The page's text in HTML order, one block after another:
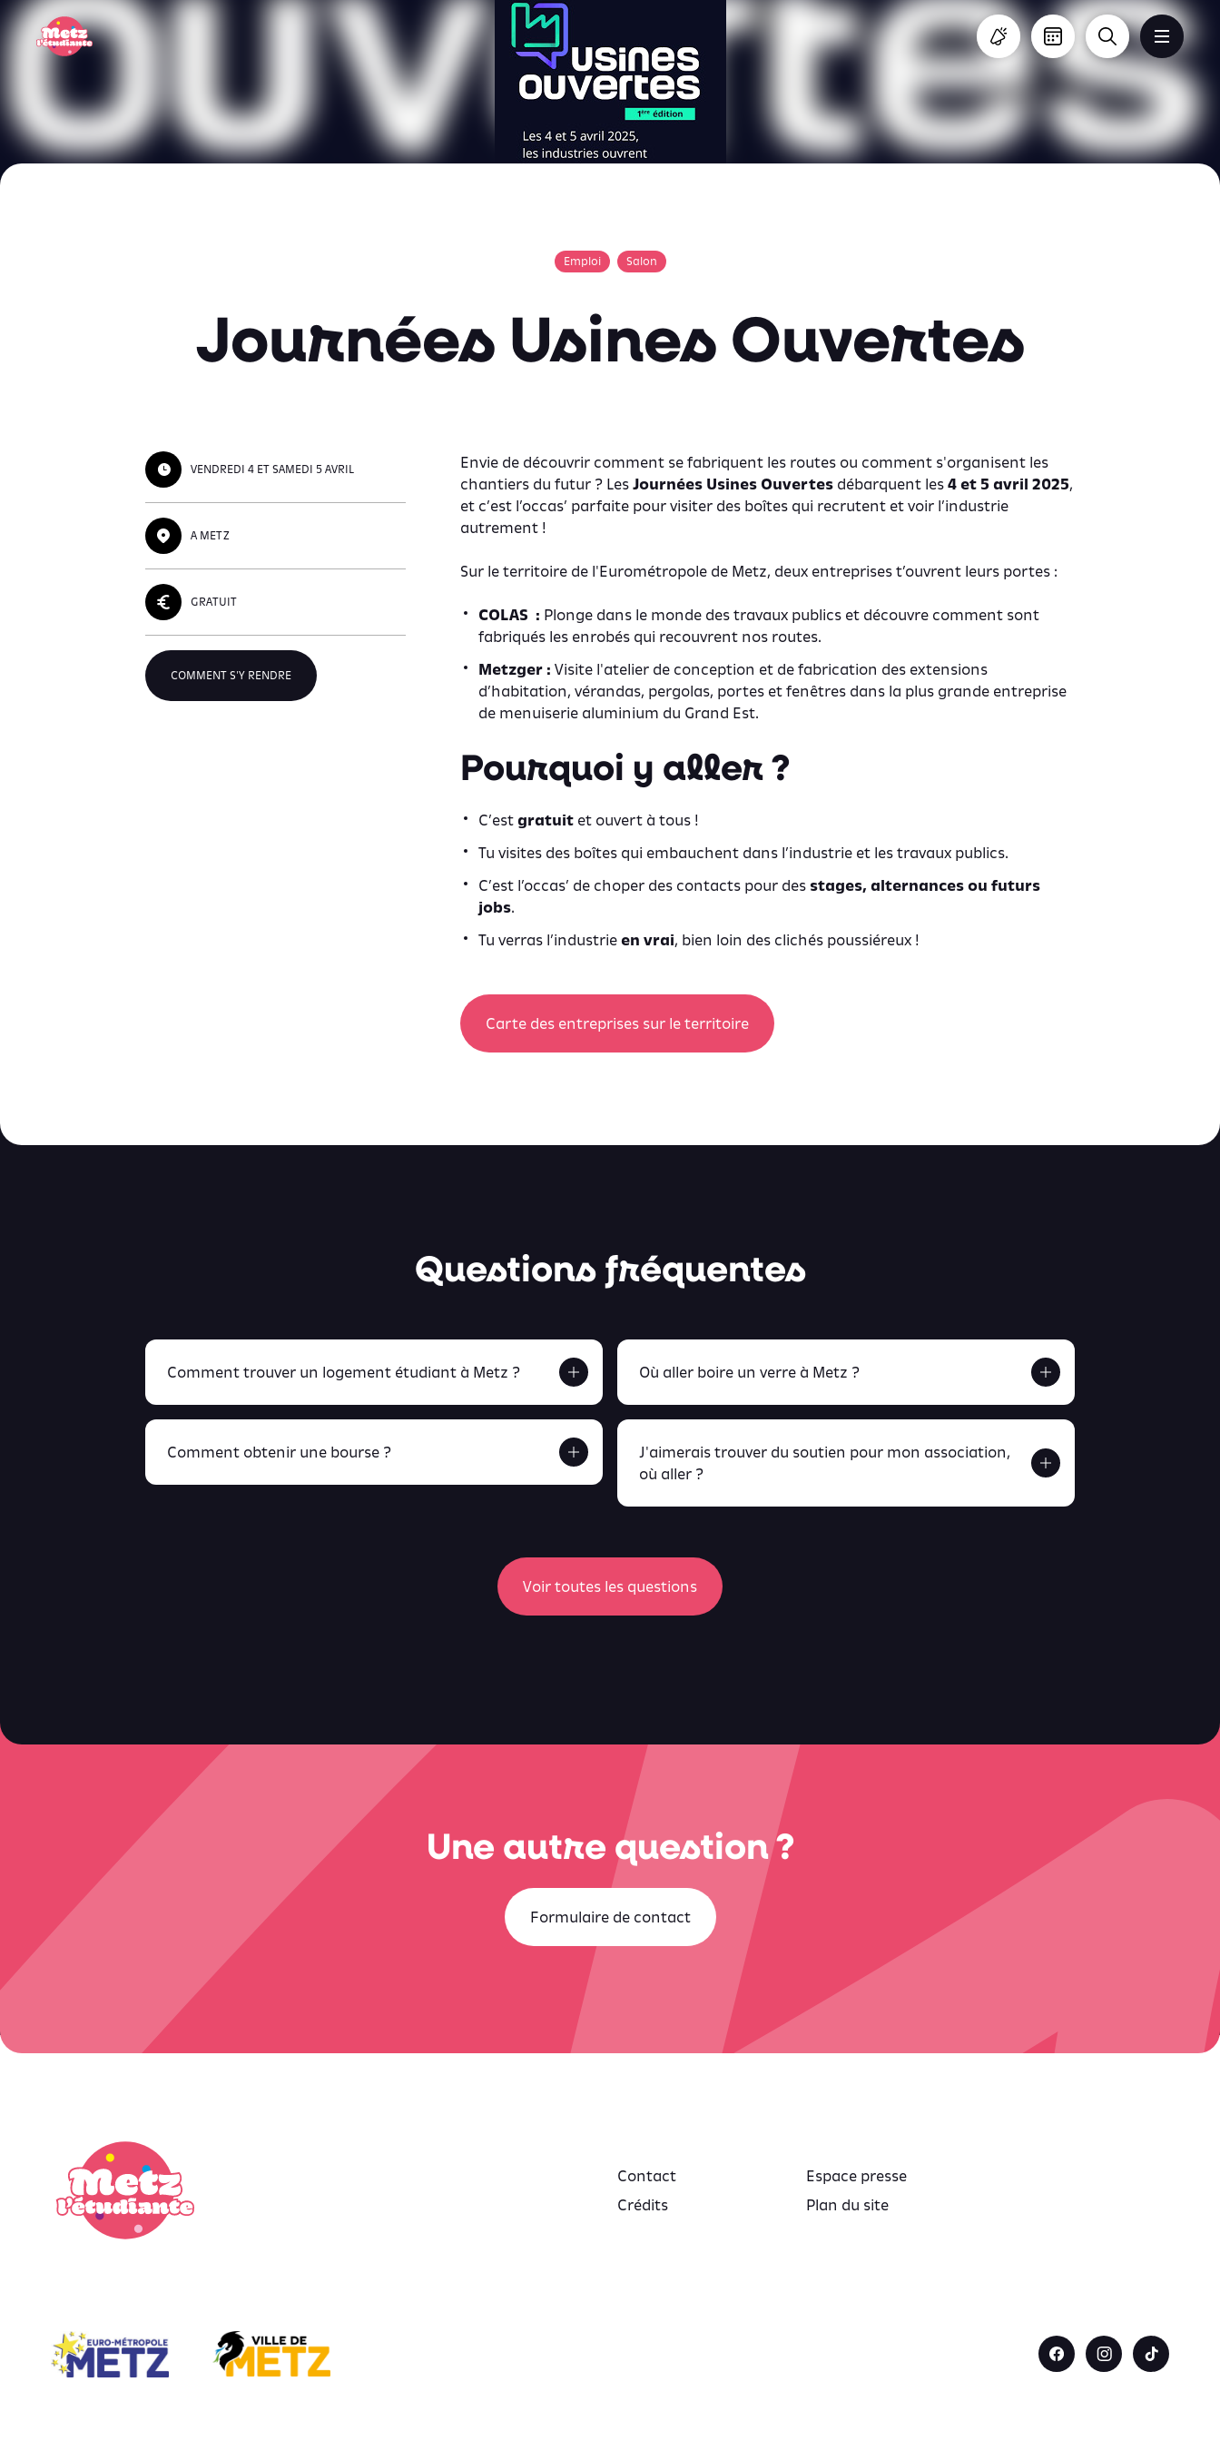
Panneau de gestion des cookies
Emploi Salon
Journées Usines Ouvertes
VENDREDI 4 ET SAMEDI 5 AVRIL
A METZ
GRATUIT
COMMENT S'Y RENDRE
Envie de découvrir comment se fabriquent les routes ou comment s'organisent les
chantiers du futur ? Les Journées Usines Ouvertesdébarquent les 4 et 5 avril 2025,
et c’est l’occas’ parfaite pour visiter des boîtes qui recrutent et voir l’industrie
autrement !
Sur le territoire de l'Eurométropole de Metz, deux entreprises t’ouvrent leurs portes :
COLAS : Plonge dans le monde des travaux publics et découvre comment sont
fabriqués les enrobés qui recouvrent nos routes.
Metzger : Visite l'atelier de conception et de fabrication des extensions
d’habitation, vérandas, pergolas, portes et fenêtres dans la plus grande entreprise
de menuiserie aluminium du Grand Est.
Pourquoi y aller ?
C’est gratuitet ouvert à tous !
Tu visites des boîtes qui embauchent dans l’industrie et les travaux publics.
C’est l’occas’ de choper des contacts pour des stages, alternances ou futurs
jobs.
Tu verras l’industrie en vrai, bien loin des clichés poussiéreux !
Carte des entreprises sur le territoire
Questions fréquentes
Comment trouver un logement étudiant à Metz ?
Retrouve tout ça en
Comment obtenir une bourse ?
Où aller boire un verre à Metz ?
J'aimerais trouver du soutien pour mon association,
où aller ?
Voir toutes les questions
Une autre question ?
Formulaire de contact
Contact
Crédits
Espace presse
Plan du site